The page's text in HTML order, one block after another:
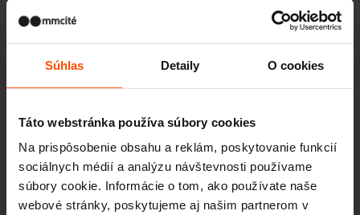
Súhlas Detaily O cookies
Táto webstránka používa súbory cookies
Na prispôsobenie obsahu a reklám, poskytovanie funkcií
sociálnych médií a analýzu návštevnosti používame
súbory cookie. Informácie o tom, ako používate naše
webové stránky, poskytujeme aj našim partnerom v
Brașov – Coresi Shopping Center